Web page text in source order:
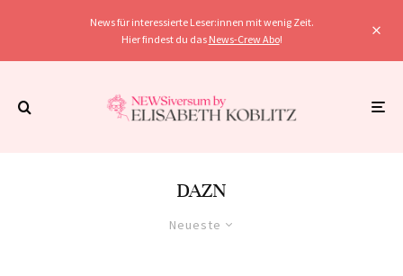
News für interessierte Leser:innen mit wenig Zeit.
Hier findest du das News-Crew Abo!
DAZN
Neueste